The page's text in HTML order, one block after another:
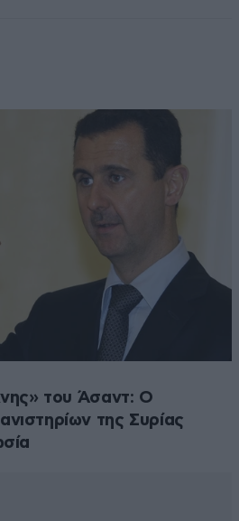
του Άσαντ: Ο
της Συρίας